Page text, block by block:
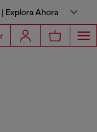
Explora Ahora